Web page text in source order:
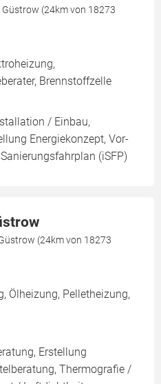
(24km von 18273
Brennstoffzelle
/ Einbau,
Energiekonzept, Vor-
(iSFP)
(24km von 18273
Ölheizung, Pelletheizung,
Erstellung
Thermografie /